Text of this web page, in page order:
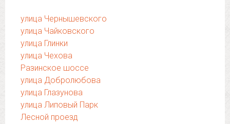
улица Чернышевского
улица Чайковского
улица Глинки
улица Чехова
Разинское шоссе
улица Добролюбова
улица Глазунова
улица Липовый Парк
Лесной проезд